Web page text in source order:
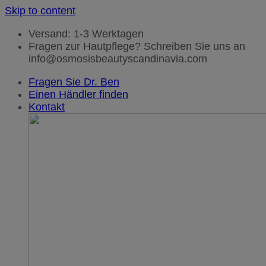
Skip to content
Versand: 1-3 Werktagen
Fragen zur Hautpflege? Schreiben Sie uns an
info@osmosisbeautyscandinavia.com
Fragen Sie Dr. Ben
Einen Händler finden
Kontakt